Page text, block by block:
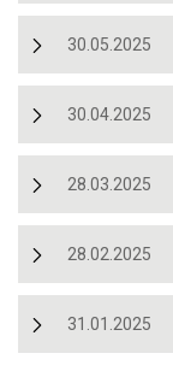
30.05.2025
30.04.2025
28.03.2025
28.02.2025
31.01.2025